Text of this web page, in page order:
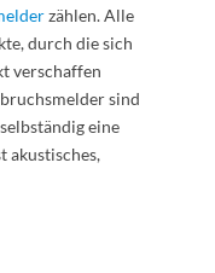
zählen. Alle
durch die sich
verschaffen
sind
eine
akustisches,